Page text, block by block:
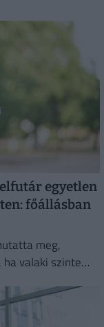
egyetlen
főállásban
meg,
valaki szinte